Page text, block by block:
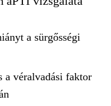
a sürgősségi
a véralvadási faktor